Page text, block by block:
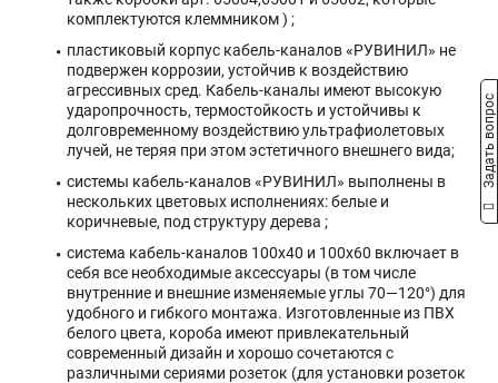
комплектуются клеммником ) ;
пластиковый корпус кабель-каналов «РУВИНИЛ» не
подвержен коррозии, устойчив к воздействию
агрессивных сред. Кабель-каналы имеют высокую
ударопрочность, термостойкость и устойчивы к
долговременному воздействию ультрафиолетовых
лучей, не теряя при этом эстетичного внешнего вида;
системы кабель-каналов «РУВИНИЛ» выполнены в
нескольких цветовых исполнениях: белые и
коричневые, под структуру дерева ;
система кабель-каналов 100х40 и 100х60 включает в
себя все необходимые аксессуары (в том числе
внутренние и внешние изменяемые углы 70—120°) для
удобного и гибкого монтажа. Изготовленные из ПВХ
белого цвета, короба имеют привлекательный
современный дизайн и хорошо сочетаются с
различными сериями розеток (для установки розеток
Задать вопрос